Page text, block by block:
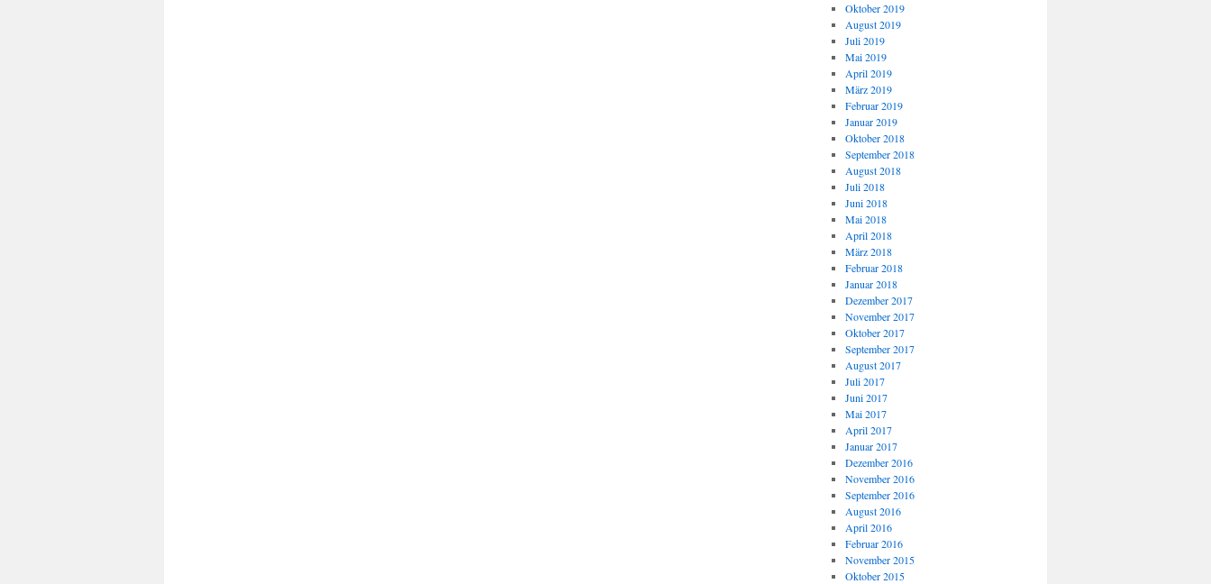
Oktober 2019
August 2019
Juli 2019
Mai 2019
April 2019
März 2019
Februar 2019
Januar 2019
Oktober 2018
September 2018
August 2018
Juli 2018
Juni 2018
Mai 2018
April 2018
März 2018
Februar 2018
Januar 2018
Dezember 2017
November 2017
Oktober 2017
September 2017
August 2017
Juli 2017
Juni 2017
Mai 2017
April 2017
Januar 2017
Dezember 2016
November 2016
September 2016
August 2016
April 2016
Februar 2016
November 2015
Oktober 2015